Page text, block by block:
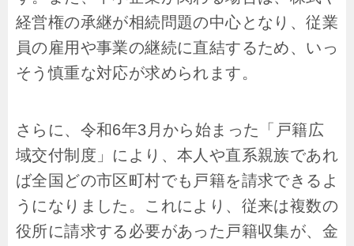
経営権の承継が相続問題の中心となり、従業
員の雇用や事業の継続に直結するため、いっ
そう慎重な対応が求められます。
さらに、令和6年3月から始まった「戸籍広
域交付制度」により、本人や直系親族であれ
ば全国どの市区町村でも戸籍を請求できるよ
うになりました。これにより、従来は複数の
役所に請求する必要があった戸籍収集が、金